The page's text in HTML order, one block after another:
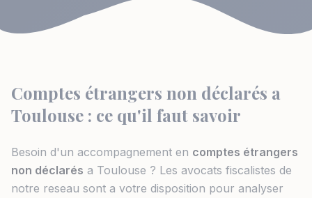
Comptes étrangers non déclarés a
Toulouse : ce qu'il faut savoir
Besoin d'un accompagnement en comptes étrangers
non déclarés a Toulouse ? Les avocats fiscalistes de
notre reseau sont a votre disposition pour analyser